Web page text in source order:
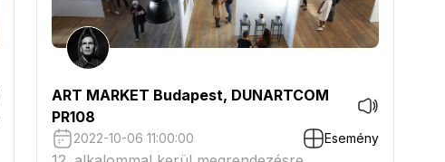
ART MARKET Budapest, DUNARTCOM
PR108
2022-10-06 11:00:00 Esemény